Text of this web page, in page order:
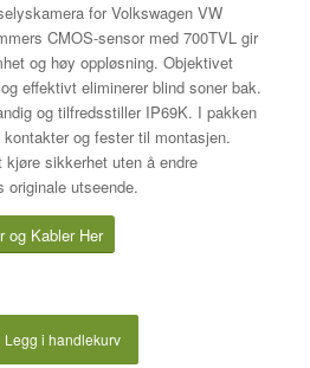
for Volkswagen VW
CMOS-sensor med 700TVL gir
og høy oppløsning. Objektivet
effektivt eliminerer blind soner bak.
og tilfredsstiller IP69K. I pakken
og fester til montasjen.
sikkerhet uten å endre
originale utseende.
og Kabler Her
Legg i handlekurv